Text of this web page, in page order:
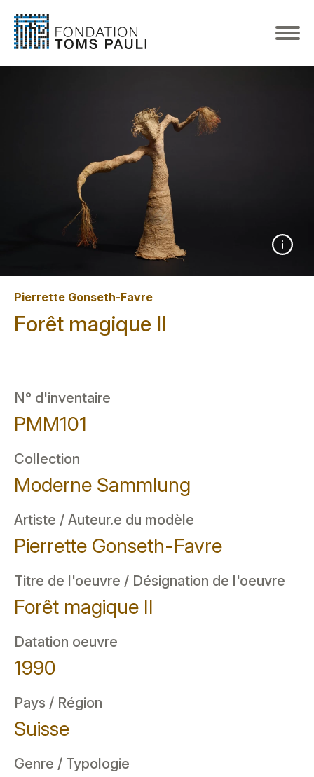
Pierrette Gonseth-Favre
Forêt magique II
N° d'inventaire
PMM101
Collection
Moderne Sammlung
Artiste / Auteur.e du modèle
Pierrette Gonseth-Favre
Titre de l'oeuvre / Désignation de l'oeuvre
Forêt magique II
Datation oeuvre
1990
Pays / Région
Suisse
Genre / Typologie